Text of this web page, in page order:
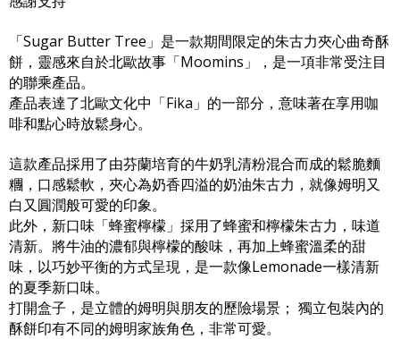
「Sugar Butter Tree」是一款期間限定的朱古力夾心曲奇酥
餅，靈感來自於北歐故事「Moomins」，是一項非常受注目
的聯乘產品。
產品表達了北歐文化中「Fika」的一部分，意味著在享用咖
啡和點心時放鬆身心。
這款產品採用了由芬蘭培育的牛奶乳清粉混合而成的鬆脆麵
糰，口感鬆軟，夾心為奶香四溢的奶油朱古力，就像姆明又
白又圓潤般可愛的印象。
此外，新口味「蜂蜜檸檬」採用了蜂蜜和檸檬朱古力，味道
清新。將牛油的濃郁與檸檬的酸味，再加上蜂蜜溫柔的甜
味，以巧妙平衡的方式呈現，是一款像Lemonade一樣清新
的夏季新口味。
打開盒子，是立體的姆明與朋友的歷險場景； 獨立包裝內的
酥餅印有不同的姆明家族角色，非常可愛。